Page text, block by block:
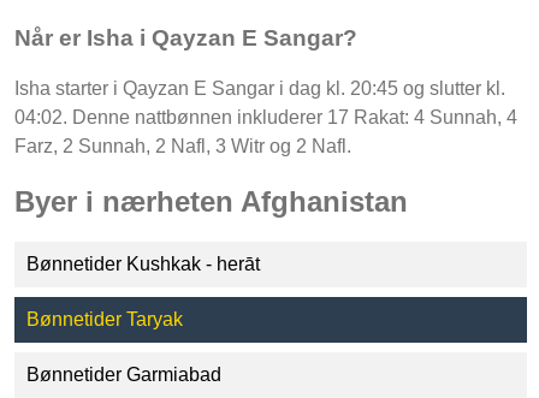
Når er Isha i Qayzan E Sangar?
Isha starter i Qayzan E Sangar i dag kl. 20:45 og slutter kl.
04:02. Denne nattbønnen inkluderer 17 Rakat: 4 Sunnah, 4
Farz, 2 Sunnah, 2 Nafl, 3 Witr og 2 Nafl.
Byer i nærheten Afghanistan
Bønnetider Kushkak - herāt
Bønnetider Taryak
Bønnetider Garmiabad